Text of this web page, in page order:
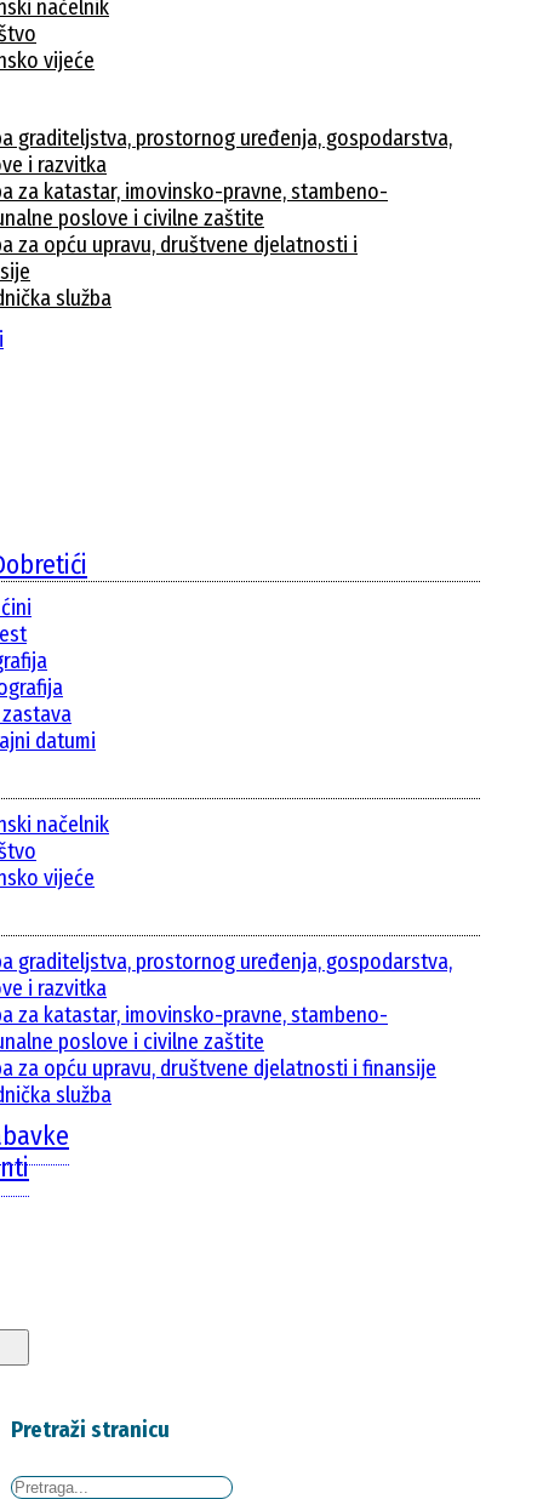
načelnik
vijeće
graditeljstva, prostornog uređenja, gospodarstva,
i razvitka
za katastar, imovinsko-pravne, stambeno-
poslove i civilne zaštite
za opću upravu, društvene djelatnosti i
služba
datumi
načelnik
vijeće
graditeljstva, prostornog uređenja, gospodarstva,
i razvitka
za katastar, imovinsko-pravne, stambeno-
poslove i civilne zaštite
za opću upravu, društvene djelatnosti i finansije
služba
Pretraži stranicu
Traži